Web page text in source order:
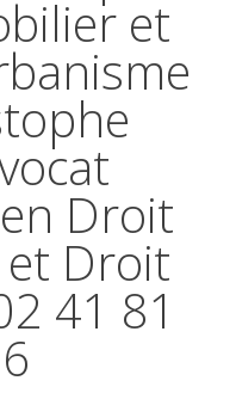
et
Droit
Droit
41 81